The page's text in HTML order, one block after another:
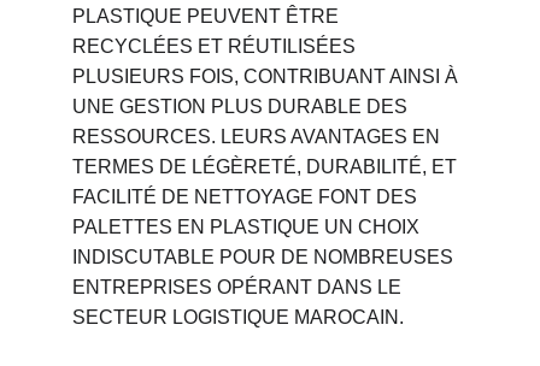
PLASTIQUE PEUVENT ÊTRE
RECYCLÉES ET RÉUTILISÉES
PLUSIEURS FOIS, CONTRIBUANT AINSI À
UNE GESTION PLUS DURABLE DES
RESSOURCES. LEURS AVANTAGES EN
TERMES DE LÉGÈRETÉ, DURABILITÉ, ET
FACILITÉ DE NETTOYAGE FONT DES
PALETTES EN PLASTIQUE UN CHOIX
INDISCUTABLE POUR DE NOMBREUSES
ENTREPRISES OPÉRANT DANS LE
SECTEUR LOGISTIQUE MAROCAIN.